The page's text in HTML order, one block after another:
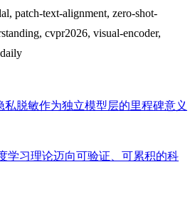
patch-text-alignment, zero-shot-
cvpr2026, visual-encoder,
私脱敏作为独立模型层的里程碑意义
学习理论迈向可验证、可累积的科